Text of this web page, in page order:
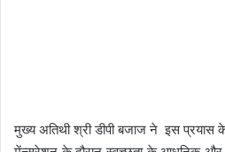
मुख्य अतिथी श्री डीपी बजाज ने इस प्रयास